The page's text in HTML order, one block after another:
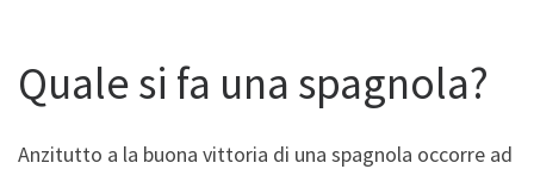
Quale si fa una spagnola?
Anzitutto a la buona vittoria di una spagnola occorre ad